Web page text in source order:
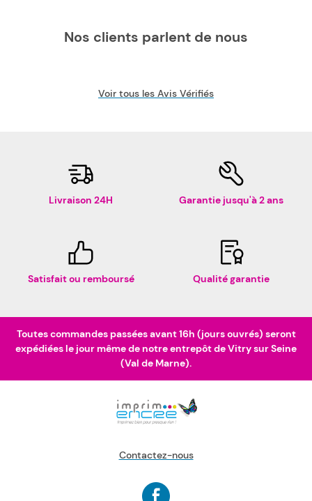
Nos clients parlent de nous
Voir tous les Avis Vérifiés
Livraison 24H Garantie jusqu'à 2 ans
Satisfait ou remboursé Qualité garantie
Toutes commandes passées avant 16h (jours ouvrés) seront
expédiées le jour même de notre entrepôt de Vitry sur Seine
(Val de Marne).
Contactez-nous